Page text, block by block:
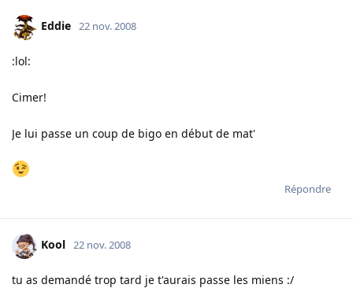
Eddie 22 nov. 2008
:lol:
Cimer!
Je lui passe un coup de bigo en début de mat'
Répondre
Kool 22 nov. 2008
tu as demandé trop tard je t'aurais passe les miens :/